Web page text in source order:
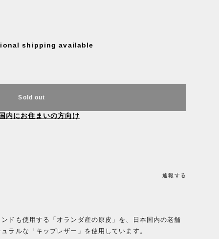
shipping available
Sold out
内にお住まいの方向け
通報する
ドも使用する「オランダ産の原皮」を、日本国内の老舗
ラルな「キップレザー」を使用しています。